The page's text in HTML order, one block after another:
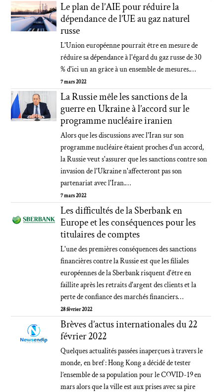
Le plan de l’AIE pour réduire la
dépendance de l’UE au gaz naturel
russe
L'Union européenne pourrait être en mesure de
réduire sa dépendance à l'égard du gaz russe de 30
% d'ici un an grâce à un ensemble de mesures.…
7 mars 2022
La Russie mêle les sanctions de la
guerre en Ukraine à l’accord sur le
programme nucléaire iranien
Alors que les discussions avec l'Iran sur son
programme nucléaire étaient proches d'un accord,
la Russie veut s'assurer que les sanctions contre son
invasion de l'Ukraine n'affecteront pas son
partenariat avec l'Iran.…
7 mars 2022
Les difficultés de la Sberbank en
Europe et les conséquences pour les
titulaires de comptes
L'une des premières conséquences des sanctions
financières contre la Russie est que les filiales
européennes de la Sberbank risquent d'être en
faillite après les retraits d'argent des clients et la
perte de confiance des marchés financiers…
28 février 2022
Brèves d’actus internationales du 22
février 2022
Quelques actualités passées inaperçues à travers le
monde, en bref : Hong Kong a décidé de tester
l’ensemble de sa population pour le COVID-19 en
mars alors que la ville est aux prises avec sa pire